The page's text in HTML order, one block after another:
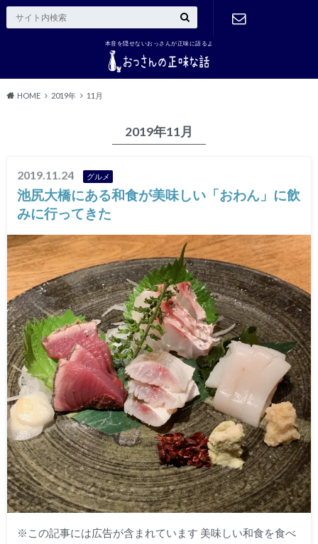
本音を隠せないおっさんが正味に語るよ
HOME 2019年 11月
2019年11月
2019.11.24 グルメ
池尻大橋にある和食が美味しい「おわん」に飲
みに行ってきた
※この記事には広告が含まれています 美味しい和食を食べ